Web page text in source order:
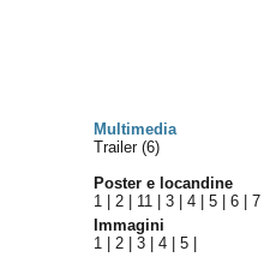
Multimedia
Trailer (6)
Poster e locandine
1 |2 11 |3 |4 |5 |6 |7
Immagini
1 |2 |3 |4 |5